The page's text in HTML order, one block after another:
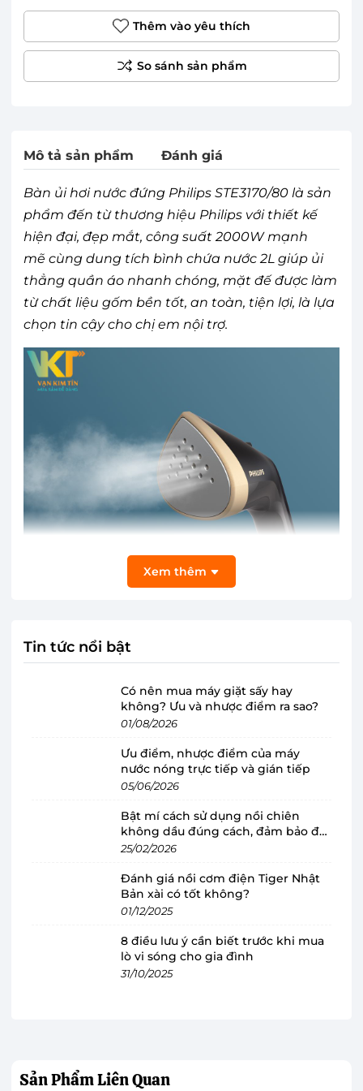
Thêm vào yêu thích
Mô tả sản phẩm Đánh giá
Bàn ủi hơi nước đứng Philips STE3170/80 là sản
phẩm đến từ thương hiệu Philips với thiết kế
hiện đại, đẹp mắt, công suất 2000W mạnh
mẽ cùng dung tích bình chứa nước 2L giúp ủi
thẳng quần áo nhanh chóng, mặt đế được làm
từ chất liệu gốm bền tốt, an toàn, tiện lợi, là lựa
chọn tin cậy cho chị em nội trợ.
Bàn ủi hơi nước đứng Philips STE3170/80
kiểu dáng nhỏ gọn, cất giữ dễ dàng
gọn, dễ dàng di chuyển, thuận tiện cho việc ủi
đồ ở mọi lúc mọi nơi. Sản phẩm có màu sắc
không gian khác nhau.
Bàn ủi sở hữu kiểu dáng đứng với trục có thể
điều chỉnh độ cao lên đến 180cm để phù hợp với
loại quần áo cần ủi, rất thuận tiện cho người
Xem thêm
Tin tức nổi bật
Có nên mua máy giặt sấy hay
không? Ưu và nhược điểm ra sao?
01/08/2026
Ưu điểm, nhược điểm của máy
nước nóng trực tiếp và gián tiếp
05/06/2026
Bật mí cách sử dụng nồi chiên
không dầu đúng cách, đảm bảo độ
bền
25/02/2026
Đánh giá nồi cơm điện Tiger Nhật
Bản xài có tốt không?
01/12/2025
8 điều lưu ý cần biết trước khi mua
lò vi sóng cho gia đình
31/10/2025
Sản PhẩmLiên Quan